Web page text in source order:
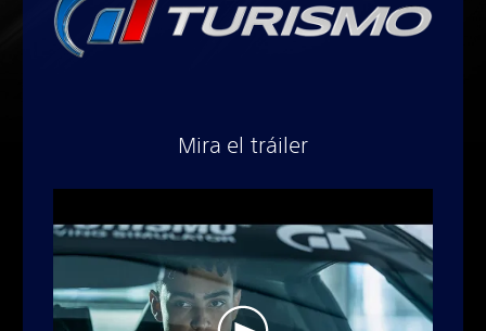
Mira el tráiler